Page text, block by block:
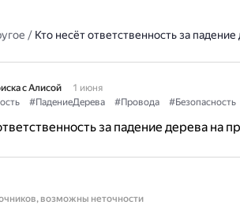
/ Кто несёт ответственность за
с Алисой
1 июня
#ПадениеДерева #Провода #Безопасность
за падение дерева на
возможны неточности